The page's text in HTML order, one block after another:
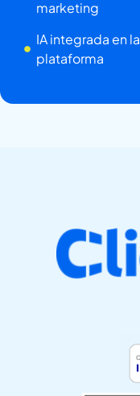
marketing
IA integrada en la
plataforma